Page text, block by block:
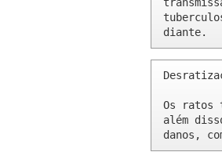
diante.
Os ratos
além
danos,